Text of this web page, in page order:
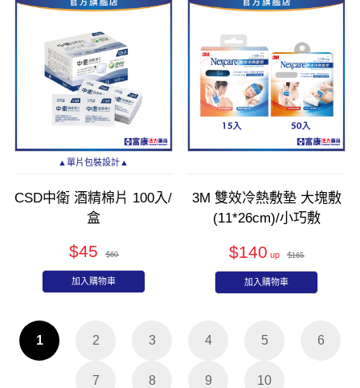
▲單片包裝設計▲
CSD中衛 酒精棉片 100入/
盒
$45 $60
加入購物車
3M 雙效冷熱敷墊 大塊敷
(11*26cm)/小巧敷
$140 $165
加入購物車
1 2 3 4 5 6
7 8 9 10